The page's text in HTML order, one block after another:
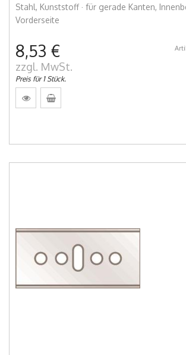
Stahl, Kunststoff · für gerade Kanten,
Vorderseite
8,53 €
zzgl. MwSt.
Preis für 1 Stück.